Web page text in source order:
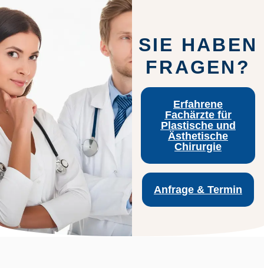
SIE HABEN
FRAGEN?
Erfahrene
Fachärzte für
Plastische und
Ästhetische
Chirurgie
Anfrage & Termin